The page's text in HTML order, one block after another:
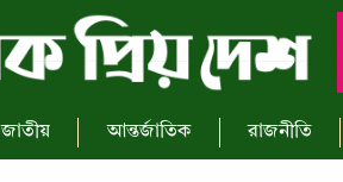
জাতীয় আন্তর্জাতিক রাজনীতি